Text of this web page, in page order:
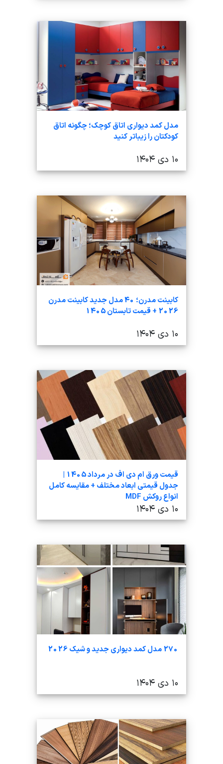
مدل کمد دیواری اتاق کوچک؛ چگونه اتاق
کودکتان را زیباتر کنید
۱۰ دی ۱۴۰۴
کابینت مدرن؛ 40 مدل جدید کابینت مدرن
2026 + قیمت تابستان 1405
۱۰ دی ۱۴۰۴
قیمت ورق ام دی اف در مرداد 1405 |
جدول قیمتی ابعاد مختلف + مقایسه کامل
انواع روکش MDF
۱۰ دی ۱۴۰۴
270 مدل کمد دیواری جدید و شیک 2026
۱۰ دی ۱۴۰۴